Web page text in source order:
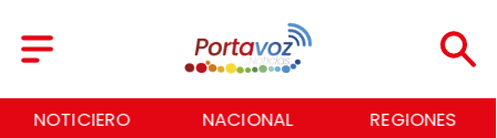
NOTICIERO NACIONAL REGIONES